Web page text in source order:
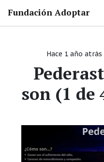
Fundación Adoptar
Hace 1 año atrás
son (1 de